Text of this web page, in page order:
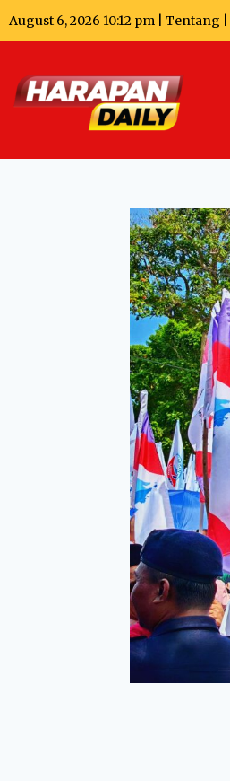
August 6, 2026 10:12 pm | Tentang